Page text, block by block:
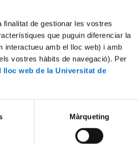
de gestionar les vostres
que puguin diferenciar la
interactueu amb el lloc web) i amb
vostres hàbits de navegació). Per
lloc web de la Universitat de
Màrqueting